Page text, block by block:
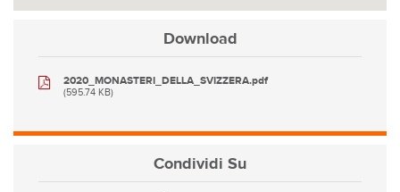
Download
2020_MONASTERI_DELLA_SVIZZERA.pdf
(595.74 KB)
Condividi Su